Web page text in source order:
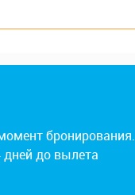
бронирования.
дней до вылета